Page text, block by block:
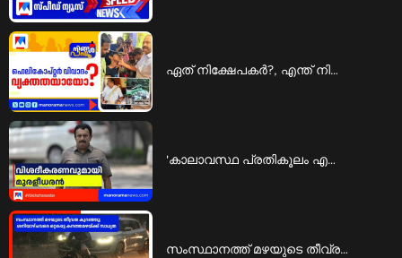
ഏത് നിക്ഷേപകര്‍?, എന്ത് നിക്ഷേപം?; പ്രതിപക്ഷ വിമര്‍ശനത്തില്‍ കഴമ്പുണ്ടോ ? | Ningal Parayu
'കാലാവസ്ഥ പ്രതികൂലം എന്നാണ് ഉദ്ദേശിച്ചത്'; വിശദീകരണവുമായി മുരളീധരന്‍ | Latest News
സംസ്ഥാനത്ത് മഴയുടെ തീവ്രത കുറഞ്ഞു; ശനിയാഴ്ച വരെ ഒറ്റപ്പെട്ട കനത്തമഴയ്ക്ക് സാധ്യത | Breaking News